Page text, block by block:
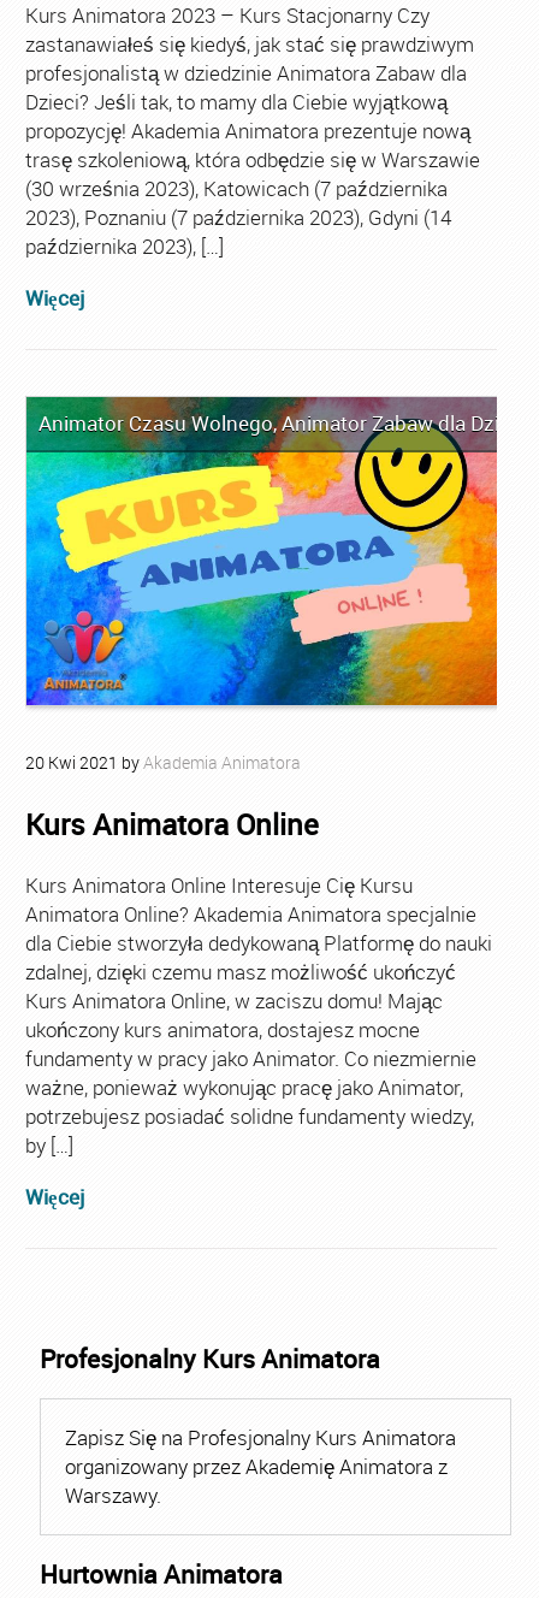
Kurs Animatora 2023 – Kurs Stacjonarny Czy
zastanawiałeś się kiedyś, jak stać się prawdziwym
profesjonalistą w dziedzinie Animatora Zabaw dla
Dzieci? Jeśli tak, to mamy dla Ciebie wyjątkową
propozycję! Akademia Animatora prezentuje nową
trasę szkoleniową, która odbędzie się w Warszawie
(30 września 2023), Katowicach (7 października
2023), Poznaniu (7 października 2023), Gdyni (14
października 2023), […]
Więcej
Animator Czasu Wolnego,Animator Zabaw dla Dzieci
20 Kwi 2021 byAkademia Animatora
Kurs Animatora Online
Kurs Animatora Online Interesuje Cię Kursu
Animatora Online? Akademia Animatora specjalnie
dla Ciebie stworzyła dedykowaną Platformę do nauki
zdalnej, dzięki czemu masz możliwość ukończyć
Kurs Animatora Online, w zaciszu domu! Mając
ukończony kurs animatora, dostajesz mocne
fundamenty w pracy jako Animator. Co niezmiernie
ważne, ponieważ wykonując pracę jako Animator,
potrzebujesz posiadać solidne fundamenty wiedzy,
by […]
Więcej
Profesjonalny Kurs Animatora
Zapisz Się na Profesjonalny Kurs Animatora
organizowany przez Akademię Animatora z
Warszawy.
Hurtownia Animatora